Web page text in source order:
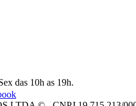
das 10h as 19h.